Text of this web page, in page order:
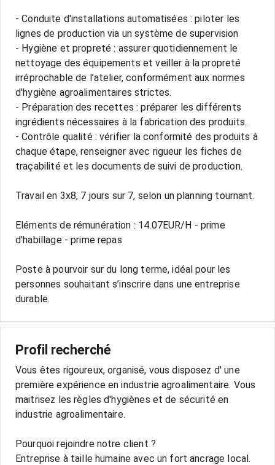
- Conduite d'installations automatisées : piloter les
lignes de production via un système de supervision
- Hygiène et propreté : assurer quotidiennement le
nettoyage des équipements et veiller à la propreté
irréprochable de l’atelier, conformément aux normes
d'hygiène agroalimentaires strictes.
- Préparation des recettes : préparer les différents
ingrédients nécessaires à la fabrication des produits.
- Contrôle qualité : vérifier la conformité des produits à
chaque étape, renseigner avec rigueur les fiches de
traçabilité et les documents de suivi de production.
Travail en 3x8, 7 jours sur 7, selon un planning tournant.
Eléments de rémunération : 14.07EUR/H - prime
d'habillage - prime repas
Poste à pourvoir sur du long terme, idéal pour les
personnes souhaitant s’inscrire dans une entreprise
durable.
Profil recherché
Vous êtes rigoureux, organisé, vous disposez d' une
première expérience en industrie agroalimentaire. Vous
maitrisez les règles d'hygiènes et de sécurité en
industrie agroalimentaire.
Pourquoi rejoindre notre client ?
Entreprise à taille humaine avec un fort ancrage local.